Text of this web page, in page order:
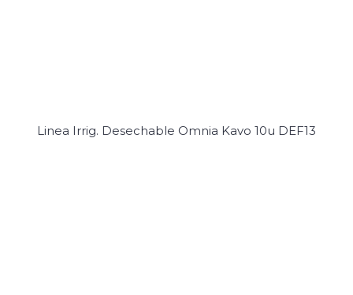
Linea Irrig. Desechable Omnia Kavo 10u DEF13